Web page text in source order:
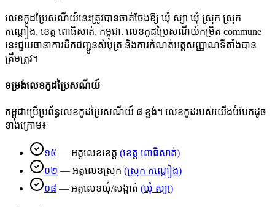
លេខកូដប្រៃសណីយ៍នេះត្រូវបានចាត់ចែងឱ្យ ឃុំ ស្យា ឃុំ ស្រុក ស្រុក
កណ្ដៀង, ខេត្ត ពោធិសាត់, កម្ពុជា. លេខកូដប្រៃសណីយ៍កម្រិត commune
នេះជួយធានាការដឹកជញ្ជូនសំបុត្រ និងការកំណត់អត្តសញ្ញាណទីតាំងបាន
ត្រឹមត្រូវ។
ទម្រង់លេខកូដប្រៃសណីយ៍
កម្ពុជាប្រើប្រព័ន្ធលេខកូដប្រៃសណីយ៍ ៨ ខ្ទង់។ លេខកូដរបស់យើងបំបែកដូច
ខាងក្រោម៖
១៥ — អត្តលេខខេត្ត (ខេត្ត ពោធិសាត់)
០២ — អត្តលេខស្រុក (ស្រុក កណ្ដៀង)
០៨ — អត្តលេខឃុំ/សង្កាត់ (ឃុំ ស្យា)